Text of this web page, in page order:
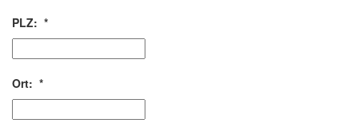
PLZ: *
Ort: *